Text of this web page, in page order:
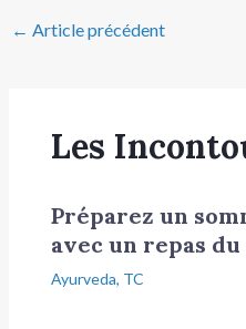
← Article précédent
Les
Préparez un
avec un repas
Ayurveda, TC